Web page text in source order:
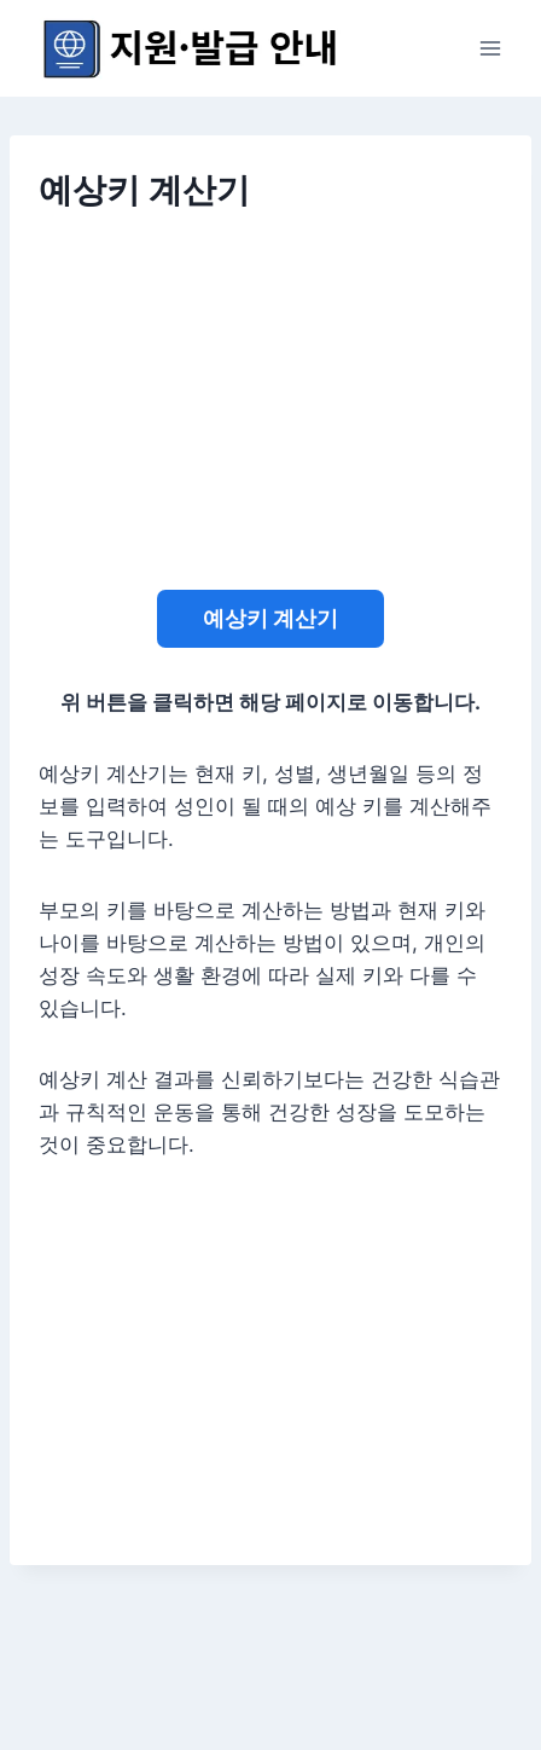
content
예상키 계산기
예상키 계산기
위 버튼을 클릭하면 해당 페이지로 이동합니다.
예상키 계산기는 현재 키, 성별, 생년월일 등의 정
보를 입력하여 성인이 될 때의 예상 키를 계산해주
는 도구입니다.
부모의 키를 바탕으로 계산하는 방법과 현재 키와
나이를 바탕으로 계산하는 방법이 있으며, 개인의
성장 속도와 생활 환경에 따라 실제 키와 다를 수
있습니다.
예상키 계산 결과를 신뢰하기보다는 건강한 식습관
과 규칙적인 운동을 통해 건강한 성장을 도모하는
것이 중요합니다.